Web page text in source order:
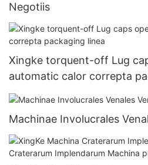
Negotiis
Xingke torquent-off Lug
automatic calor correpta
Machinae Involucrales